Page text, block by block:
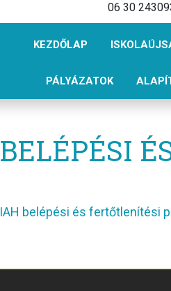
06 30
KEZDŐLAP
PÁLYÁZATOK
BELÉPÉSI
IAH belépési és fertőtlenítési